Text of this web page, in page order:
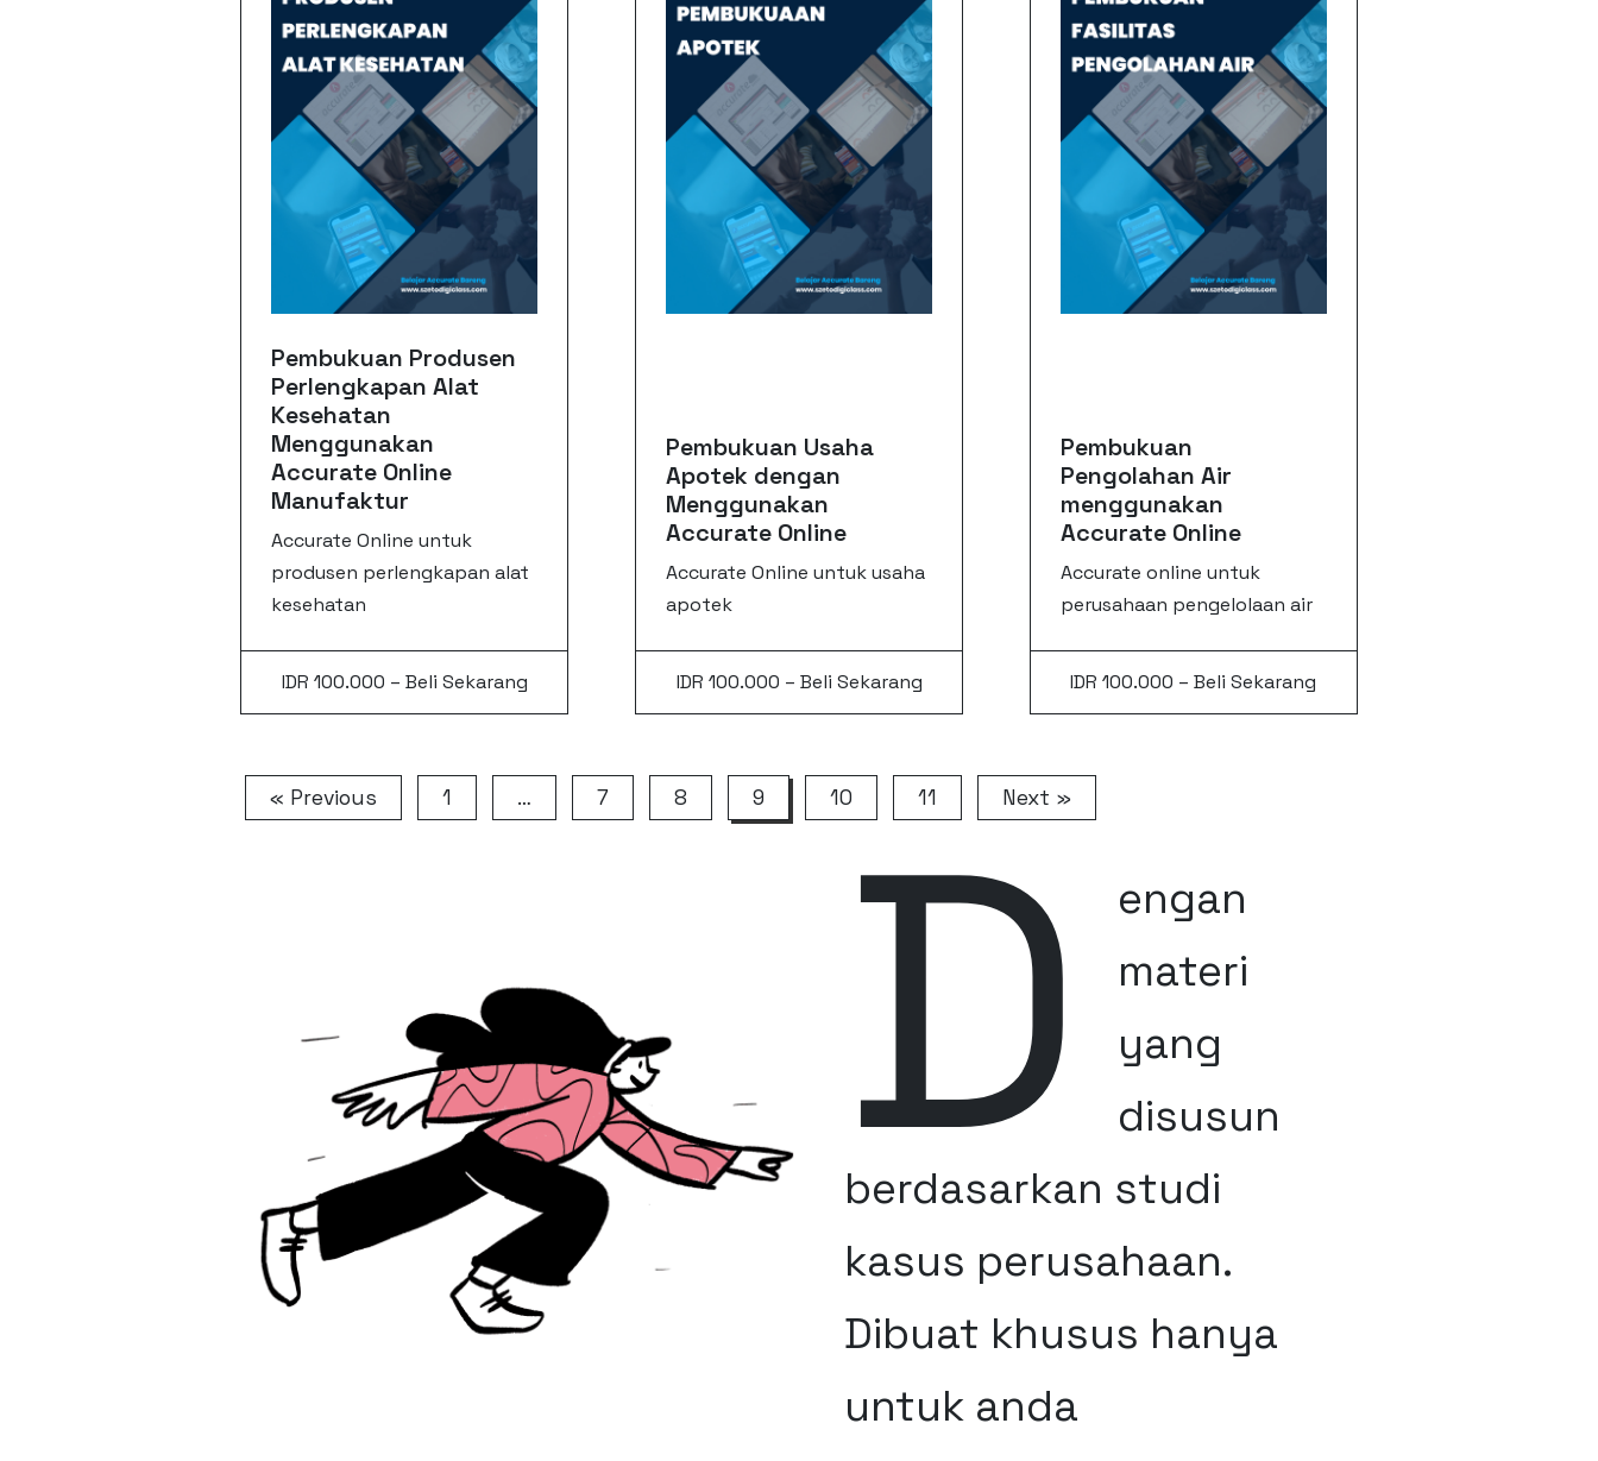
Pembukuan Produsen
Perlengkapan Alat
Kesehatan
Menggunakan
Accurate Online
Manufaktur
Accurate Online untuk
produsen perlengkapan alat
kesehatan
IDR 100.000 – Beli Sekarang
Pembukuan Usaha
Apotek dengan
Menggunakan
Accurate Online
Accurate Online untuk usaha
apotek
IDR 100.000 – Beli Sekarang
Pembukuan
Pengolahan Air
menggunakan
Accurate Online
Accurate online untuk
perusahaan pengelolaan air
IDR 100.000 – Beli Sekarang
« Previous 1 … 7 8 9 10 11 Next »
D
engan
materi
yang
disusun
berdasarkan studi
kasus perusahaan.
Dibuat khusus hanya
untuk anda